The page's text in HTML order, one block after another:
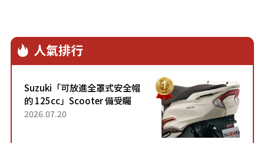
人氣排行
Suzuki「可放進全罩式安全帽
的 125cc」Scooter 備受矚
目！採用全新流線設計與各項
2026.07.20